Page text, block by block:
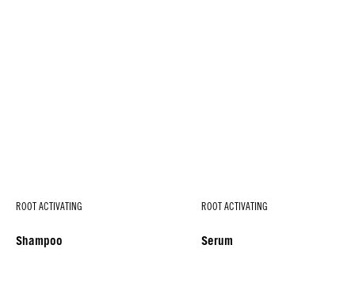
ROOT ACTIVATING
Shampoo
ROOT ACTIVATING
Serum